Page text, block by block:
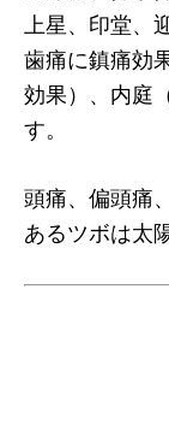
上星、印堂、
歯痛に鎮痛効
効果）、内庭
す。
頭痛、偏頭痛
あるツボは太